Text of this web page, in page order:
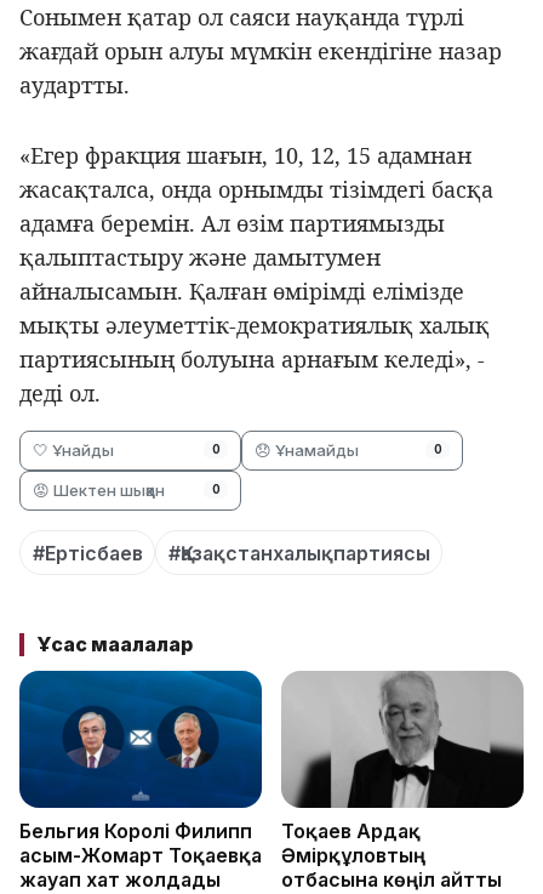
Сонымен қатар ол саяси науқанда түрлі
жағдай орын алуы мүмкін екендігіне назар
аудартты.
«Егер фракция шағын, 10, 12, 15 адамнан
жасақталса, онда орнымды тізімдегі басқа
адамға беремін. Ал өзім партиямызды
қалыптастыру және дамытумен
айналысамын. Қалған өмірімді елімізде
мықты әлеуметтік-демократиялық халық
партиясының болуына арнағым келеді», -
деді ол.
🤍 Ұнайды 0 😞 Ұнамайды 0
😡 Шектен шыққан 0
#Ертісбаев #Қазақстанхалықпартиясы
Ұқсас мақалалар
Бельгия Королі Филипп
Қасым-Жомарт Тоқаевқа
жауап хат жолдады
Тоқаев Ардақ
Әмірқұловтың
отбасына көңіл айтты